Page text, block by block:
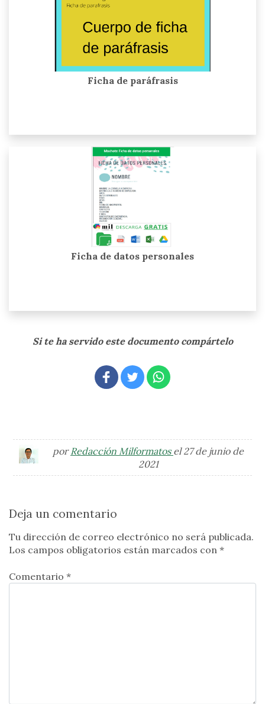
Ficha de paráfrasis
Ficha de datos personales
Si te ha servido este documento compártelo
porRedacción Milformatos el 27 de junio de
2021
Deja un comentario
Tu dirección de correo electrónico no será publicada.
Los campos obligatorios están marcados con *
Comentario *